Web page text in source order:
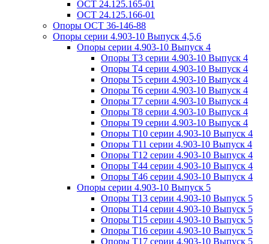
ОСТ 24.125.165-01
ОСТ 24.125.166-01
Опоры ОСТ 36-146-88
Опоры серии 4.903-10 Выпуск 4,5,6
Опоры серии 4.903-10 Выпуск 4
Опоры Т3 серии 4.903-10 Выпуск 4
Опоры Т4 серии 4.903-10 Выпуск 4
Опоры Т5 серии 4.903-10 Выпуск 4
Опоры Т6 серии 4.903-10 Выпуск 4
Опоры Т7 серии 4.903-10 Выпуск 4
Опоры Т8 серии 4.903-10 Выпуск 4
Опоры Т9 серии 4.903-10 Выпуск 4
Опоры Т10 серии 4.903-10 Выпуск 4
Опоры Т11 серии 4.903-10 Выпуск 4
Опоры Т12 серии 4.903-10 Выпуск 4
Опоры Т44 серии 4.903-10 Выпуск 4
Опоры Т46 серии 4.903-10 Выпуск 4
Опоры серии 4.903-10 Выпуск 5
Опоры Т13 серии 4.903-10 Выпуск 5
Опоры Т14 серии 4.903-10 Выпуск 5
Опоры Т15 серии 4.903-10 Выпуск 5
Опоры Т16 серии 4.903-10 Выпуск 5
Опоры Т17 серии 4.903-10 Выпуск 5